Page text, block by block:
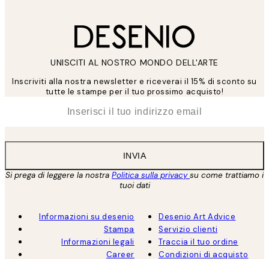
UNISCITI AL NOSTRO MONDO DELL'ARTE
Inscriviti alla nostra newsletter e riceverai il 15% di sconto su
tutte le stampe per il tuo prossimo acquisto!
INVIA
Si prega di leggere la nostra Politica sulla privacysu come trattiamo i
tuoi dati
Informazioni su desenio
Stampa
Informazioni legali
Career
Desenio Art Advice
Servizio clienti
Traccia il tuo ordine
Condizioni di acquisto